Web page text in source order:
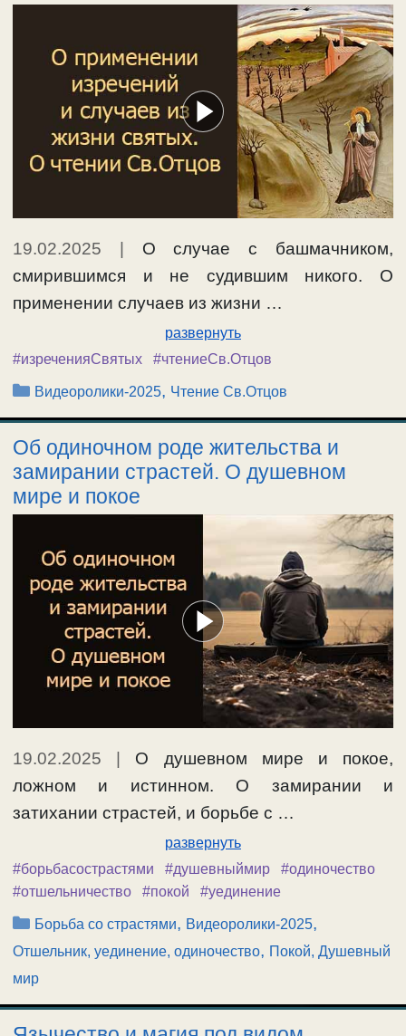
19.02.2025
О случае с башмачником,
смирившимся и не судившим никого. О
применении случаев из жизни …
развернуть
#изреченияСвятых
#чтениеСв.Отцов
Рубрики
Видеоролики-2025, Чтение Св.Отцов
Об одиночном роде жительства и
замирании страстей. О душевном
мире и покое
19.02.2025 | О душевном мире и покое,
ложном и истинном. О замирании и
затихании страстей, и борьбе с …
развернуть
#борьбасострастями
#душевныймир
#одиночество
#отшельничество
#покой #уединение
Рубрики
Борьба со страстями, Видеоролики-2025,
Отшельник, уединение, одиночество, Покой, Душевный
мир